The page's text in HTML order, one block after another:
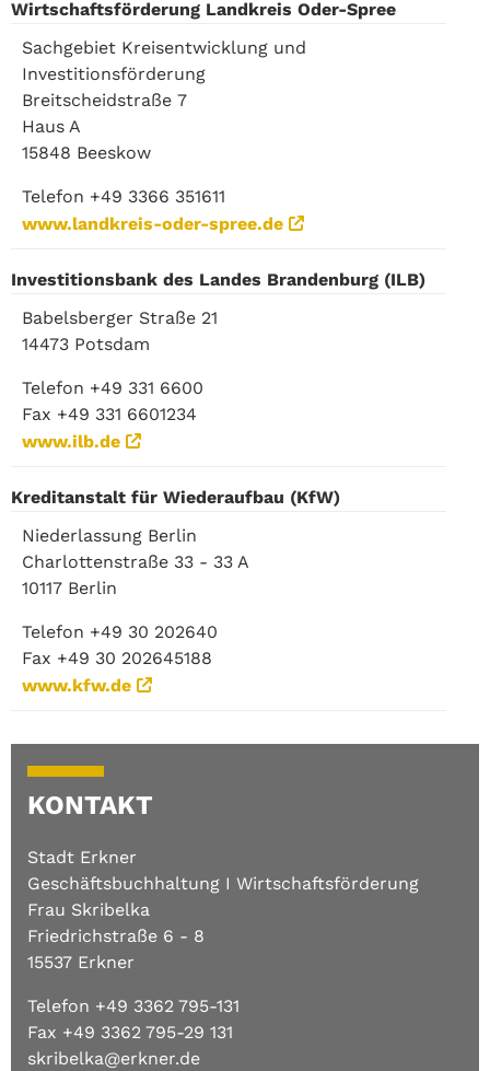
Wirtschaftsförderung Landkreis Oder-Spree
Sachgebiet Kreisentwicklung und
Investitionsförderung
Breitscheidstraße 7
Haus A
15848 Beeskow
Telefon +49 3366 351611
www.landkreis-oder-spree.de
Investitionsbank des Landes Brandenburg (ILB)
Babelsberger Straße 21
14473 Potsdam
Telefon +49 331 6600
Fax +49 331 6601234
www.ilb.de
Kreditanstalt für Wiederaufbau (KfW)
Niederlassung Berlin
Charlottenstraße 33 - 33 A
10117 Berlin
Telefon +49 30 202640
Fax +49 30 202645188
www.kfw.de
KONTAKT
Stadt Erkner
Geschäftsbuchhaltung I Wirtschaftsförderung
Frau Skribelka
Friedrichstraße 6 - 8
15537 Erkner
Telefon +49 3362 795-131
Fax +49 3362 795-29 131
skribelka@erkner.de